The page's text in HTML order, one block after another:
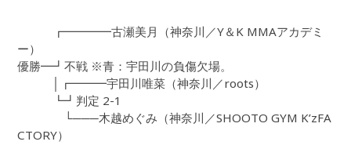
┏━━━━古瀬美月（神奈川／Y＆K MMAアカデミ
ー）
優勝━┛不戦 ※青：宇田川の負傷欠場。
│┏━━━宇田川唯菜（神奈川／roots）
┗┛判定 2-1
└───木越めぐみ（神奈川／SHOOTO GYM K’zFA
CTORY）